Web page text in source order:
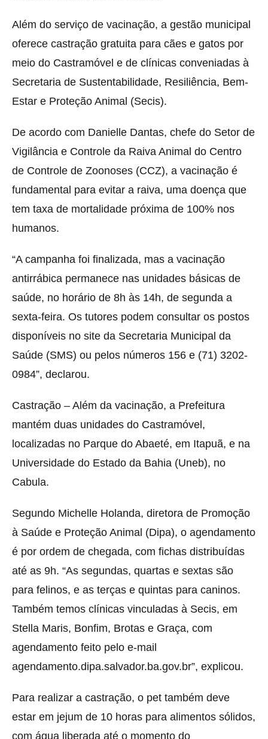
Além do serviço de vacinação, a gestão municipal
oferece castração gratuita para cães e gatos por
meio do Castramóvel e de clínicas conveniadas à
Secretaria de Sustentabilidade, Resiliência, Bem-
Estar e Proteção Animal (Secis).
De acordo com Danielle Dantas, chefe do Setor de
Vigilância e Controle da Raiva Animal do Centro
de Controle de Zoonoses (CCZ), a vacinação é
fundamental para evitar a raiva, uma doença que
tem taxa de mortalidade próxima de 100% nos
humanos.
“A campanha foi finalizada, mas a vacinação
antirrábica permanece nas unidades básicas de
saúde, no horário de 8h às 14h, de segunda a
sexta-feira. Os tutores podem consultar os postos
disponíveis no site da Secretaria Municipal da
Saúde (SMS) ou pelos números 156 e (71) 3202-
0984”, declarou.
Castração – Além da vacinação, a Prefeitura
mantém duas unidades do Castramóvel,
localizadas no Parque do Abaeté, em Itapuã, e na
Universidade do Estado da Bahia (Uneb), no
Cabula.
Segundo Michelle Holanda, diretora de Promoção
à Saúde e Proteção Animal (Dipa), o agendamento
é por ordem de chegada, com fichas distribuídas
até as 9h. “As segundas, quartas e sextas são
para felinos, e as terças e quintas para caninos.
Também temos clínicas vinculadas à Secis, em
Stella Maris, Bonfim, Brotas e Graça, com
agendamento feito pelo e-mail
agendamento.dipa.salvador.ba.gov.br”, explicou.
Para realizar a castração, o pet também deve
estar em jejum de 10 horas para alimentos sólidos,
com água liberada até o momento do